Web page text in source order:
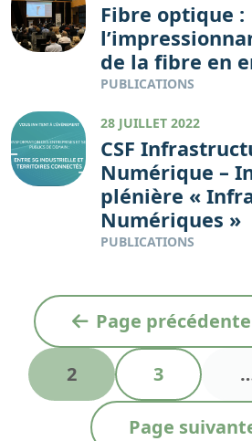
Fibre optique :
de la fibre en
PUBLICATIONS
28 JUILLET 2022
CSF
Numérique –
plénière «
Numériques »
PUBLICATIONS
Page précédente
P
a
2
P
a
g
3
Page